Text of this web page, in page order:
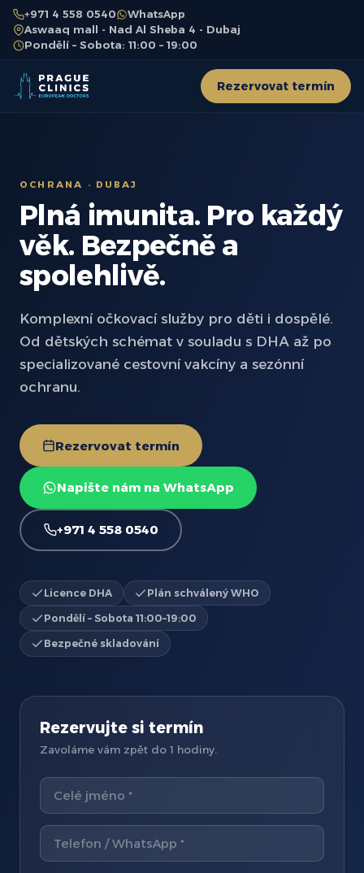
+971 4 558 0540
WhatsApp
Aswaaq mall - Nad Al Sheba 4 - Dubaj
Pondělí – Sobota: 11:00 – 19:00
Rezervovat termín
OCHRANA · DUBAJ
Plná imunita. Pro každý
věk. Bezpečně a
spolehlivě.
Komplexní očkovací služby pro děti i dospělé.
Od dětských schémat v souladu s DHA až po
specializované cestovní vakcíny a sezónní
ochranu.
Rezervovat termín
Napište nám na WhatsApp
+971 4 558 0540
Licence DHA Plán schválený WHO
Pondělí – Sobota 11:00–19:00
Bezpečné skladování
Rezervujte si termín
Zavoláme vám zpět do 1 hodiny.